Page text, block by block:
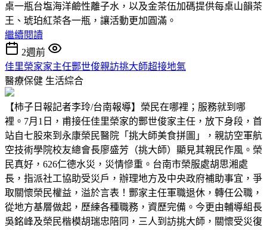
桌一瓶台塩海洋鹼性離子水，以及金茶伍加碼提供每桌山韻茶
王、琥珀紅茶各一瓶，讓活動更加圓滿。
繼續閱讀
2週前
佳里榮家家主任酆世俊親訪挑大師超接地氣
醫療保健 生活綜合
【柿子日報記者李玲/台南報導】榮民在哪裡；服務就到哪
裡。7月1日，甫接任佳里榮家的酆世俊家主任，放下身段，首
站自七股來到永康榮民醫院「挑大師美食拼圖」，親訪空軍航
空技術學院校友總會長廖盛芳（挑大師）顯見其親民作風。榮
民真好，626仁德水災，災情慘重。台南市榮服處胡思湘處
長，指派社工協助受災戶，辦理地方及中央政府補助事宜，爭
取關懷榮民權益，溢於言表！酆家主任軍職退休，轉任公職，
從地方基層做起，歷練各種職務，資歷完備。今更由輔導組長
吳銘峰及榮民楷模胡瑞忠陪同，三人到訪挑大師，關懷受災復